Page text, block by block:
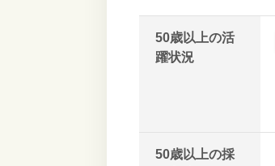
50歳以上の活
躍状況
50歳以上の採